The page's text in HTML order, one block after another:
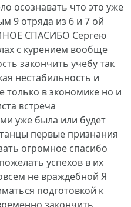
осознавать что это уже
9 отряда из 6 и 7 ой
СПАСИБО Сергею
с курением вообще
закончить учебу так
нестабильность и
только в экономике но и
встреча
уже была или будет
первые признания
огромное спасибо
успехов в их
не враждебной Я
подготовкой к